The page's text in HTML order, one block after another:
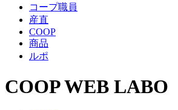
コープ職員
産直
COOP
商品
ルポ
COOP WEB LABO